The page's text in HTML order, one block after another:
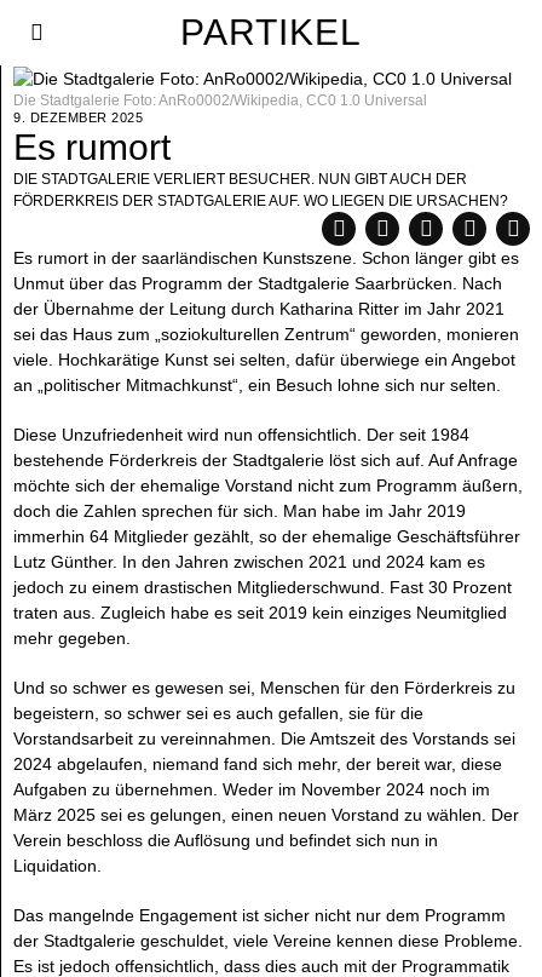
PARTIKEL
Die Stadtgalerie Foto: AnRo0002/Wikipedia, CC0 1.0 Universal
9. DEZEMBER 2025
Es rumort
DIE STADTGALERIE VERLIERT BESUCHER. NUN GIBT AUCH DER
FÖRDERKREIS DER STADTGALERIE AUF. WO LIEGEN DIE URSACHEN?
Es rumort in der saarländischen Kunstszene. Schon länger gibt es
Unmut über das Programm der Stadtgalerie Saarbrücken. Nach
der Übernahme der Leitung durch Katharina Ritter im Jahr 2021
sei das Haus zum „soziokulturellen Zentrum“ geworden, monieren
viele. Hochkarätige Kunst sei selten, dafür überwiege ein Angebot
an „politischer Mitmachkunst“, ein Besuch lohne sich nur selten.
Diese Unzufriedenheit wird nun offensichtlich. Der seit 1984
bestehende Förderkreis der Stadtgalerie löst sich auf. Auf Anfrage
möchte sich der ehemalige Vorstand nicht zum Programm äußern,
doch die Zahlen sprechen für sich. Man habe im Jahr 2019
immerhin 64 Mitglieder gezählt, so der ehemalige Geschäftsführer
Lutz Günther. In den Jahren zwischen 2021 und 2024 kam es
jedoch zu einem drastischen Mitgliederschwund. Fast 30 Prozent
traten aus. Zugleich habe es seit 2019 kein einziges Neumitglied
mehr gegeben.
Und so schwer es gewesen sei, Menschen für den Förderkreis zu
begeistern, so schwer sei es auch gefallen, sie für die
Vorstandsarbeit zu vereinnahmen. Die Amtszeit des Vorstands sei
2024 abgelaufen, niemand fand sich mehr, der bereit war, diese
Aufgaben zu übernehmen. Weder im November 2024 noch im
März 2025 sei es gelungen, einen neuen Vorstand zu wählen. Der
Verein beschloss die Auflösung und befindet sich nun in
Liquidation.
Das mangelnde Engagement ist sicher nicht nur dem Programm
der Stadtgalerie geschuldet, viele Vereine kennen diese Probleme.
Es ist jedoch offensichtlich, dass dies auch mit der Programmatik